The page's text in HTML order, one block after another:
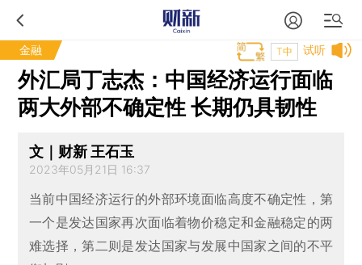
金融 试听
T中
外汇局丁志杰：中国经济运行面临
两大外部不确定性 长期仍具韧性
文｜财新 王石玉
2023年05月21日 16:37
当前中国经济运行的外部环境面临高度不确定性，第
一个是发达国家再次面临着物价稳定和金融稳定的两
难选择，第二则是发达国家与发展中国家之间的不平